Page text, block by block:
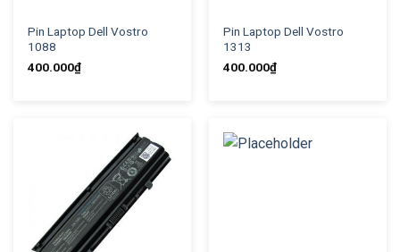
Pin Laptop Dell Vostro
1088
400.000₫
Pin Laptop Dell Vostro
1313
400.000₫